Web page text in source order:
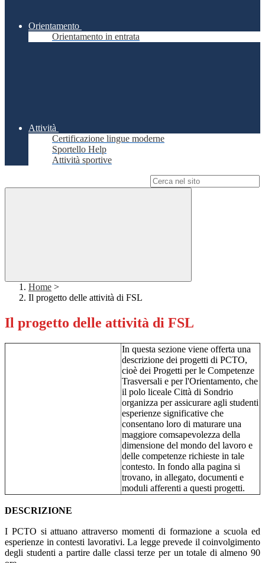
Orientamento
Orientamento in entrata
Attività
Certificazione lingue moderne
Sportello Help
Attività sportive
Home >
Il progetto delle attività di FSL
Il progetto delle attività di FSL
In questa sezione viene offerta una
descrizione dei progetti di PCTO,
cioè dei Progetti per le Competenze
Trasversali e per l'Orientamento, che
il polo liceale Città di Sondrio
organizza per assicurare agli studenti
esperienze significative che
consentano loro di maturare una
maggiore comsapevolezza della
dimensione del mondo del lavoro e
delle competenze richieste in tale
contesto. In fondo alla pagina si
trovano, in allegato, documenti e
moduli afferenti a questi progetti.
DESCRIZIONE
I PCTO si attuano attraverso momenti di formazione a scuola ed
esperienze in contesti lavorativi. La legge prevede il coinvolgimento
degli studenti a partire dalle classi terze per un totale di almeno 90